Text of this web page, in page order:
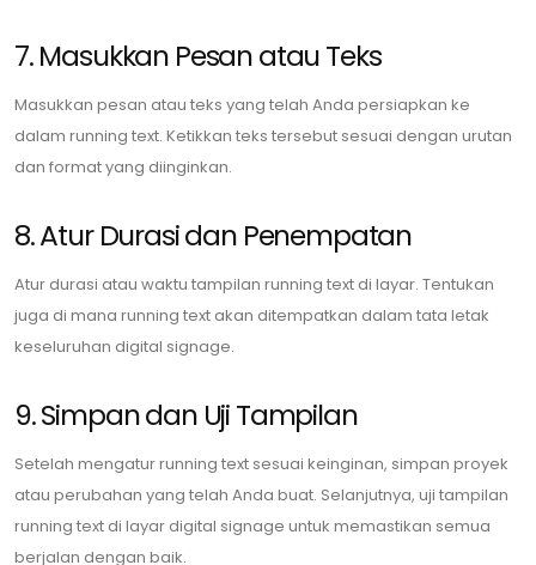
7. Masukkan Pesan atau Teks
Masukkan pesan atau teks yang telah Anda persiapkan ke
dalam running text. Ketikkan teks tersebut sesuai dengan urutan
dan format yang diinginkan.
8. Atur Durasi dan Penempatan
Atur durasi atau waktu tampilan running text di layar. Tentukan
juga di mana running text akan ditempatkan dalam tata letak
keseluruhan digital signage.
9. Simpan dan Uji Tampilan
Setelah mengatur running text sesuai keinginan, simpan proyek
atau perubahan yang telah Anda buat. Selanjutnya, uji tampilan
running text di layar digital signage untuk memastikan semua
berjalan dengan baik.